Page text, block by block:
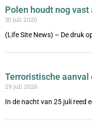
Polen houdt nog
30 juli 2026
(Life Site News) – De druk
Terroristische aanval
29 juli 2026
In de nacht van 25 juli reed